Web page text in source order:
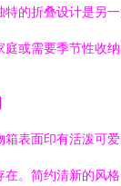
的折叠设计是另
或需要季节性收纳
表面印有活泼可
。简约清新的风